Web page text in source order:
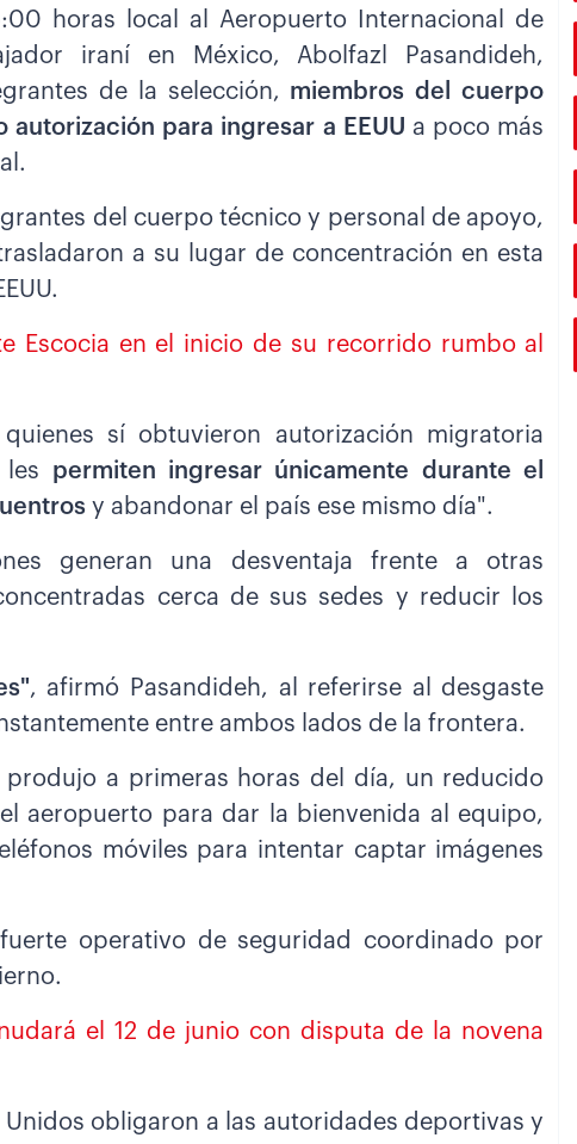
horas local al Aeropuerto Internacional de
iraní en México, Abolfazl Pasandideh,
de la selección, miembros del cuerpo
para ingresar a EEUU a poco más
del cuerpo técnico y personal de apoyo,
a su lugar de concentración en esta
Escocia en el inicio de su recorrido rumbo al
sí obtuvieron autorización migratoria
les permiten ingresar únicamente durante el
y abandonar el país ese mismo día".
generan una desventaja frente a otras
cerca de sus sedes y reducir los
, afirmó Pasandideh, al referirse al desgaste
entre ambos lados de la frontera.
a primeras horas del día, un reducido
aeropuerto para dar la bienvenida al equipo,
móviles para intentar captar imágenes
operativo de seguridad coordinado por
el 12 de junio con disputa de la novena
obligaron a las autoridades deportivas y